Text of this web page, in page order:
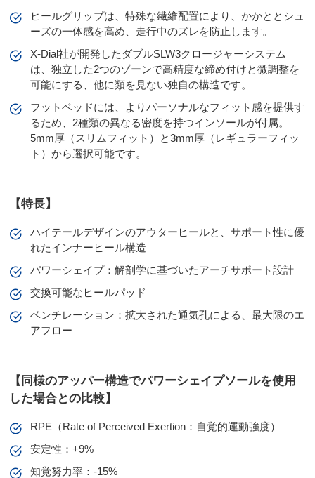
ヒールグリップは、特殊な繊維配置により、かかととシュ
ーズの一体感を高め、走行中のズレを防止します。
X-Dial社が開発したダブルSLW3クロージャーシステム
は、独立した2つのゾーンで高精度な締め付けと微調整を
可能にする、他に類を見ない独自の構造です。
フットベッドには、よりパーソナルなフィット感を提供す
るため、2種類の異なる密度を持つインソールが付属。
5mm厚（スリムフィット）と3mm厚（レギュラーフィッ
ト）から選択可能です。
【特長】
ハイテールデザインのアウターヒールと、サポート性に優
れたインナーヒール構造
パワーシェイプ：解剖学に基づいたアーチサポート設計
交換可能なヒールパッド
ベンチレーション：拡大された通気孔による、最大限のエ
アフロー
【同様のアッパー構造でパワーシェイプソールを使用
した場合との比較】
RPE（Rate of Perceived Exertion：自覚的運動強度）
安定性：+9%
知覚努力率：-15%